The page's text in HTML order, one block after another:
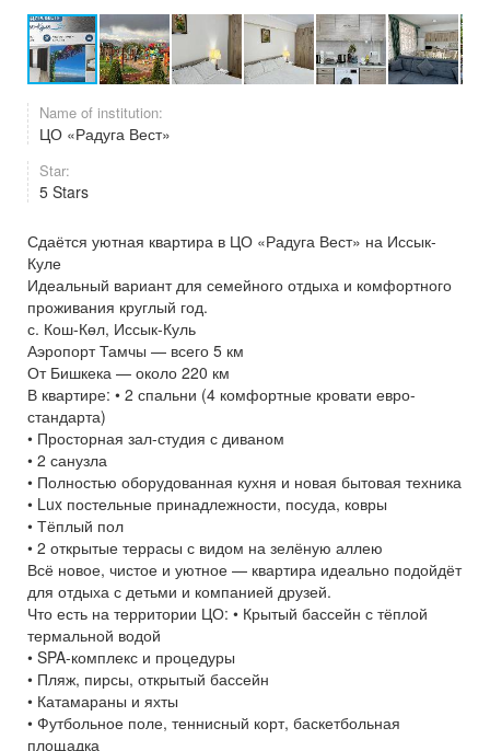
Name of institution:
ЦО «Радуга Вест»
Star:
5 Stars
Сдаётся уютная квартира в ЦО «Радуга Вест» на Иссык-
Куле
Идеальный вариант для семейного отдыха и комфортного
проживания круглый год.
с. Кош-Көл, Иссык-Куль
Аэропорт Тамчы — всего 5 км
От Бишкека — около 220 км
В квартире: • 2 спальни (4 комфортные кровати евро-
стандарта)
• Просторная зал-студия с диваном
• 2 санузла
• Полностью оборудованная кухня и новая бытовая техника
• Lux постельные принадлежности, посуда, ковры
• Тёплый пол
• 2 открытые террасы с видом на зелёную аллею
Всё новое, чистое и уютное — квартира идеально подойдёт
для отдыха с детьми и компанией друзей.
Что есть на территории ЦО: • Крытый бассейн с тёплой
термальной водой
• SPA-комплекс и процедуры
• Пляж, пирсы, открытый бассейн
• Катамараны и яхты
• Футбольное поле, теннисный корт, баскетбольная
площадка